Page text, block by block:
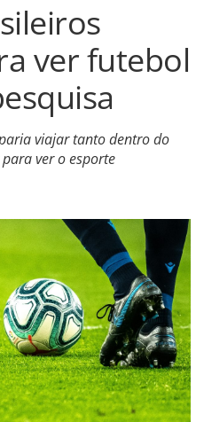
ver futebol
viajar tanto dentro do
ver o esporte